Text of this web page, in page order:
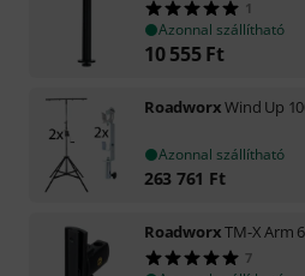
1
Azonnal szállítható
10 555 Ft
RoadworxWind Up
Azonnal szállítható
263 761 Ft
RoadworxTM-X Arm
7